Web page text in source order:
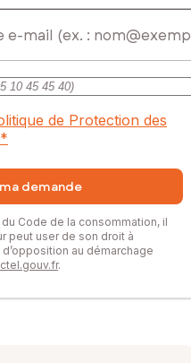
de Protection des
*
demande
Code de la consommation, il
peut user de son droit à
au démarchage
.